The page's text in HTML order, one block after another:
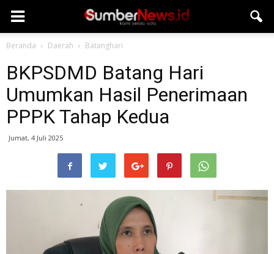
Beranda Daerah Batanghari
BKPSDMD Batang Hari
Umumkan Hasil Penerimaan
PPPK Tahap Kedua
Jumat, 4 Juli 2025